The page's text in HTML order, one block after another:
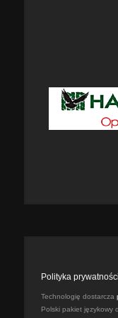
Polityka
Technologię dostarcza
Polski pakiet językowy